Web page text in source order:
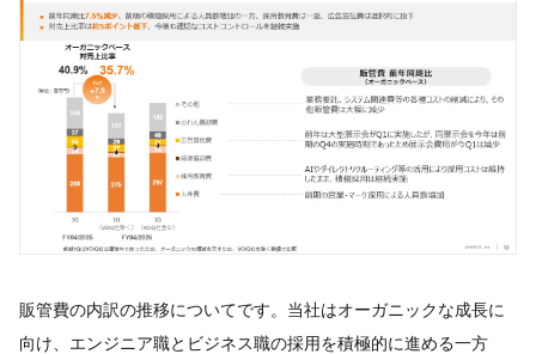
販管費の内訳の推移についてです。当社はオーガニックな成長に
向け、エンジニア職とビジネス職の採用を積極的に進める一方